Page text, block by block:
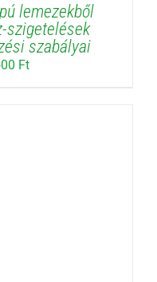
lemezekből
szigetelések
szabályai
FtÁrtartomány: